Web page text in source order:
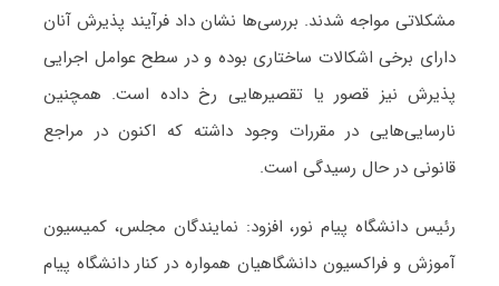
مشکلاتی مواجه شدند. بررسی‌ها نشان داد فرآیند پذیرش آنان
دارای برخی اشکالات ساختاری بوده و در سطح عوامل اجرایی
پذیرش نیز قصور یا تقصیرهایی رخ داده است. همچنین
نارسایی‌هایی در مقررات وجود داشته که اکنون در مراجع
قانونی در حال رسیدگی است.
رئیس دانشگاه پیام نور، افزود: نمایندگان مجلس، کمیسیون
آموزش و فراکسیون دانشگاهیان همواره در کنار دانشگاه پیام